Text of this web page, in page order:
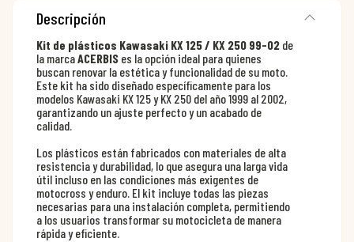
Descripción
Kit de plásticos Kawasaki KX 125 / KX 250 99-02 de
la marcaACERBIS es la opción ideal para quienes
buscan renovar la estética y funcionalidad de su moto.
Este kit ha sido diseñado específicamente para los
modelos Kawasaki KX 125 y KX 250 del año 1999 al 2002,
garantizando un ajuste perfecto y un acabado de
calidad.
Los plásticos están fabricados con materiales de alta
resistencia y durabilidad, lo que asegura una larga vida
útil incluso en las condiciones más exigentes de
motocross y enduro. El kit incluye todas las piezas
necesarias para una instalación completa, permitiendo
a los usuarios transformar su motocicleta de manera
rápida y eficiente.